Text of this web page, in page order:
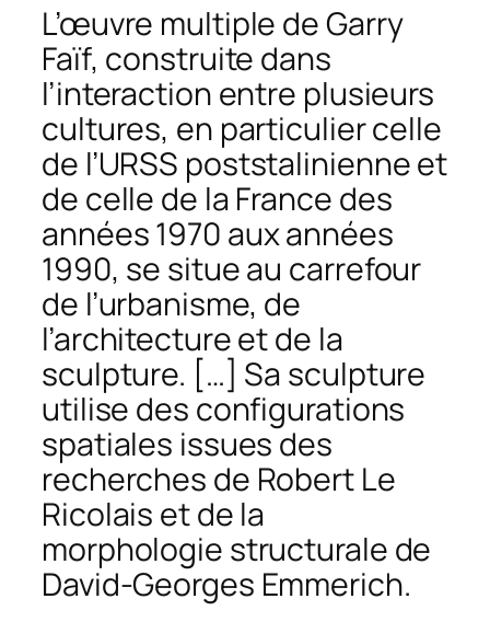
L’œuvre multiple de Garry
Faïf, construite dans
l’interaction entre plusieurs
cultures, en particulier celle
de l’URSS poststalinienne et
de celle de la France des
années 1970 aux années
1990, se situe au carrefour
de l’urbanisme, de
l’architecture et de la
sculpture. […] Sa sculpture
utilise des configurations
spatiales issues des
recherches de Robert Le
Ricolais et de la
morphologie structurale de
David-Georges Emmerich.